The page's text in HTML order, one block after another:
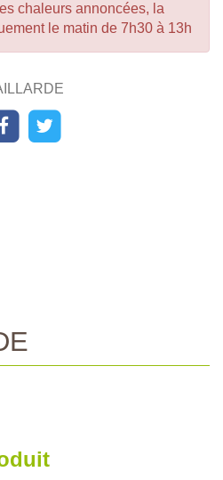
chaleurs annoncées, la
le matin de 7h30 à 13h